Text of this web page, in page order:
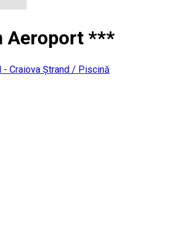
Aeroport ***
- Craiova Ștrand / Piscină